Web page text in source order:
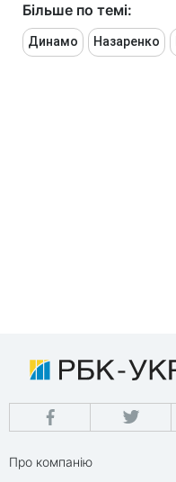
Більше по темі:
Динамо Назаренко
Про компанію